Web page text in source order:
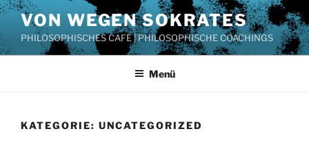
Zum
Inhalt
springen
VON WEGEN SOKRATES
PHILOSOPHISCHES CAFÉ | PHILOSOPHISCHE COACHINGS
Menü
KATEGORIE: UNCATEGORIZED